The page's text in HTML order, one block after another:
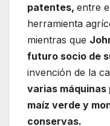
patentes, entre
herramienta
mientras que
futuro socio de
invención de la
varias
maíz verde y
conservas.